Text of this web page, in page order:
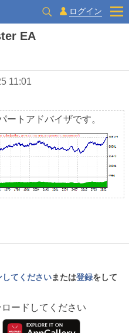
ログイン
EA
11:01
ートアドバイザです。
してくださいまたは登録をして
ロードしてください